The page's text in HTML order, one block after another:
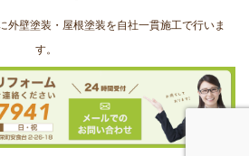
外壁塗装・屋根塗装を自社一貫施工で行いま
す。